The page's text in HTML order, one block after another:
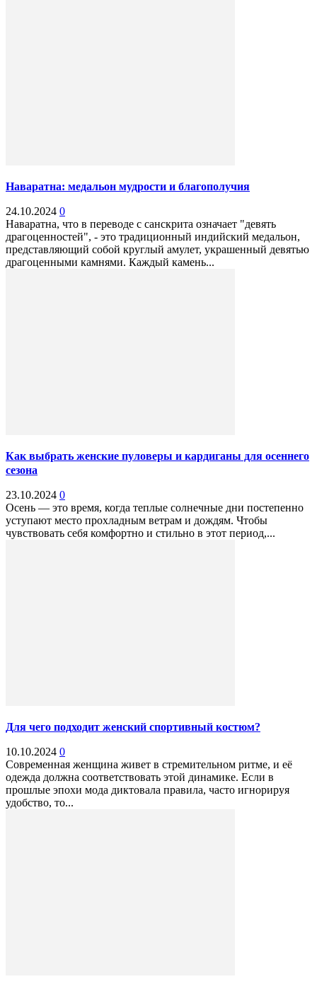
Наваратна: медальон мудрости и благополучия
24.10.2024 0
Наваратна, что в переводе с санскрита означает "девять
драгоценностей", - это традиционный индийский медальон,
представляющий собой круглый амулет, украшенный девятью
драгоценными камнями. Каждый камень...
Как выбрать женские пуловеры и кардиганы для осеннего
сезона
23.10.2024 0
Осень — это время, когда теплые солнечные дни постепенно
уступают место прохладным ветрам и дождям. Чтобы
чувствовать себя комфортно и стильно в этот период,...
Для чего подходит женский спортивный костюм?
10.10.2024 0
Современная женщина живет в стремительном ритме, и её
одежда должна соответствовать этой динамике. Если в
прошлые эпохи мода диктовала правила, часто игнорируя
удобство, то...